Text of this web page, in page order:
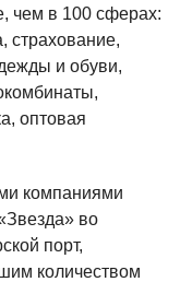
чем в 100 сферах:
страхование,
и обуви,
оптовая
компаниями
во
порт,
количеством